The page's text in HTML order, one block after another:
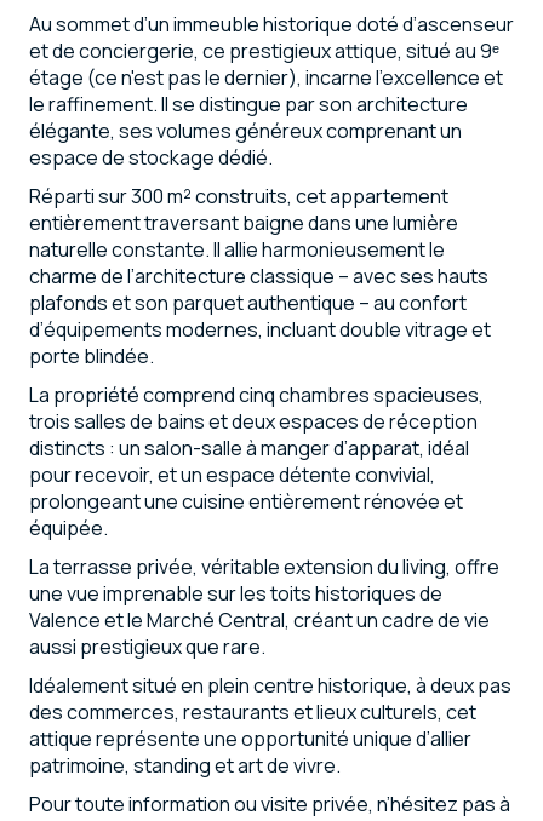
Au sommet d’un immeuble historique doté d’ascenseur
et de conciergerie, ce prestigieux attique, situé au 9ᵉ
étage (ce n'est pas le dernier), incarne l’excellence et
le raffinement. Il se distingue par son architecture
élégante, ses volumes généreux comprenant un
espace de stockage dédié.
Réparti sur 300 m² construits, cet appartement
entièrement traversant baigne dans une lumière
naturelle constante. Il allie harmonieusement le
charme de l’architecture classique – avec ses hauts
plafonds et son parquet authentique – au confort
d’équipements modernes, incluant double vitrage et
porte blindée.
La propriété comprend cinq chambres spacieuses,
trois salles de bains et deux espaces de réception
distincts : un salon-salle à manger d’apparat, idéal
pour recevoir, et un espace détente convivial,
prolongeant une cuisine entièrement rénovée et
équipée.
La terrasse privée, véritable extension du living, offre
une vue imprenable sur les toits historiques de
Valence et le Marché Central, créant un cadre de vie
aussi prestigieux que rare.
Idéalement situé en plein centre historique, à deux pas
des commerces, restaurants et lieux culturels, cet
attique représente une opportunité unique d’allier
patrimoine, standing et art de vivre.
Pour toute information ou visite privée, n’hésitez pas à